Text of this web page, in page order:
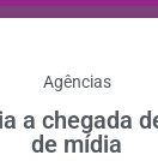
Agências
a chegada
de mídia